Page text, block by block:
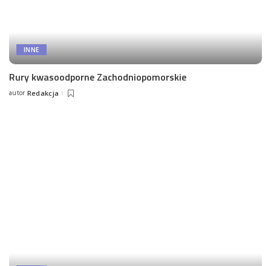
INNE
Rury kwasoodporne Zachodniopomorskie
Posted
autor Redakcja